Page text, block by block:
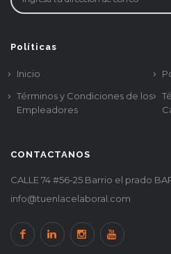
Políticas
Inicio
Términos y Condiciones de los
Empleadores
CONTACTANOS
CALLE 74 #56-25 Barrio el prado
info@tuenlacelaboral.com